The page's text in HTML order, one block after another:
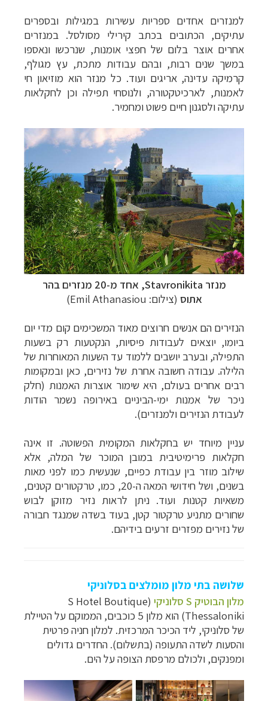
למנזרים אחדים ספריות עשירות במגילות ובספרים
עתיקים, הכתובים בכתב קירילי מסולסל. במנזרים
אחרים אוצר בלום של חפצי אומנות, שנרכשו ונאספו
במשך שנים רבות, ובהם עבודות מתכת, עץ מגולף,
קרמיקה עדינה, אריגים ועוד. כל מנזר הוא מוזיאון חי
לאמנות, לארכיטקטורה, ולנוסחי תפילה וכן לחקלאות
עתיקה ולסגנון חיים פשוט ומחמיר.
מנזר Stavronikita
, אחד מ-20 מנזרים בהר
אתוס (צילום: Emil Athanasiou
)
הנזירים הם אנשים חרוצים מאוד המשכימים קום מדי יום
ביומו, יוצאים לעבודות פיסיות, הנקטעות רק בשעות
התפילה, ובערב יושבים ללמוד עד השעות המאוחרות של
הלילה. עבודה חשובה אחרת של נזירים, כאן ובמקומות
רבים אחרים בעולם, היא שימור אוצרות האמנות (חלק
ניכר של אמנות ימי-הביניים באירופה נשמר הודות
לעבודת הנזירים ולמנזרים).
עניין מיוחד יש בחקלאות המקומית הפשוטה. זו אינה
חקלאות פרימיטיבית במובן המוכר של המלה, אלא
שילוב מוזר בין עבודת כפיים, שנעשית כמו לפני מאות
בשנים, ושל חידושי המאה ה-20, כמו, טרקטורים קטנים,
משאיות קטנות ועוד. ניתן לראות נזיר מזוקן לבוש
שחורים מתניע טרקטור קטן, בעוד בשדה שמנגד חבורה
של נזירים מפזרים זרעים בידיהם.
שלושה בתי מלון מומלצים בסלוניקי
מלון הבוטיק S סלוניקי
(S Hotel Boutique
Thessaloniki) הוא מלון 5 כוכבים, הממוקם על הטיילת
של סלוניקי, ליד הכיכר המרכזית. למלון חניה פרטית
והסעות לשדה התעופה (בתשלום). החדרים גדולים
ומפנקים, ולכולם מרפסת הצופה על הים.